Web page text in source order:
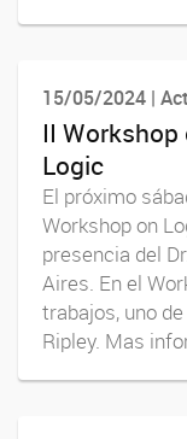
15/05/2024 |
II
Logic
El próximo
Workshop on
presencia del
Aires. En el
trabajos, uno
Ripley. Mas